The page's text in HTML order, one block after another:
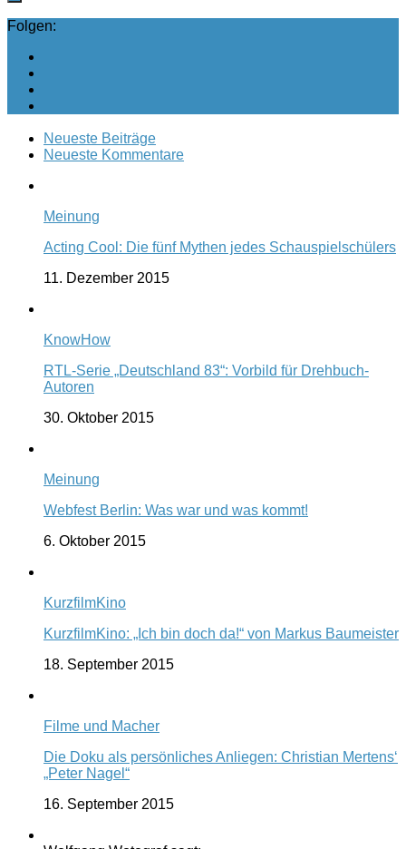
Folgen:
Neueste Beiträge
Neueste Kommentare
Meinung
Acting Cool: Die fünf Mythen jedes Schauspielschülers
11. Dezember 2015
KnowHow
RTL-Serie „Deutschland 83“: Vorbild für Drehbuch-
Autoren
30. Oktober 2015
Meinung
Webfest Berlin: Was war und was kommt!
6. Oktober 2015
KurzfilmKino
KurzfilmKino: „Ich bin doch da!“ von Markus Baumeister
18. September 2015
Filme und Macher
Die Doku als persönliches Anliegen: Christian Mertens‘
„Peter Nagel“
16. September 2015